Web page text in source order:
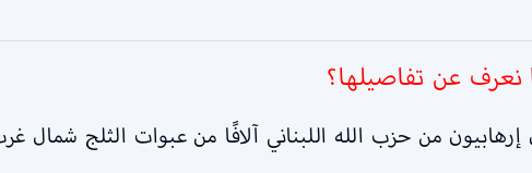
نعرف عن تفاصيلها؟